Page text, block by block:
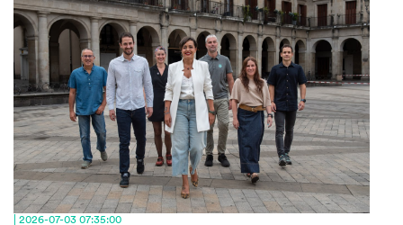
| 2026-07-03 07:35:00